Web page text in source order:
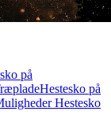
på
Hestesko på
Hestesko